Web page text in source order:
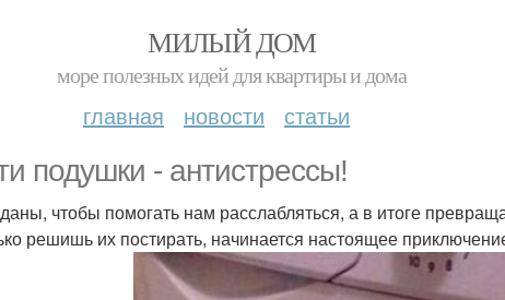
МИЛЫЙ ДОМ
море полезных идей для квартиры и дома
главная новости статьи
подушки - антистрессы!
чтобы помогать нам расслабляться, а в итоге
решишь их постирать, начинается настоящее